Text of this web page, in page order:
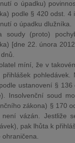
o úpadku)
podle § 420 odst. 4
o úpadku dlužníka.
soudy (proto)
[dne 22. února
míní, že v
přihlášek
ustanovení §
Insolvenční soud
zákona) § 170
vázán. Jestliže
pak lhůta k